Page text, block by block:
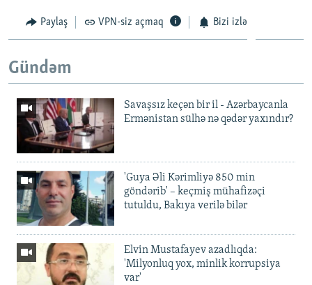
Paylaş VPN-siz açmaq Bizi izlə
Gündəm
Savaşsız keçən bir il - Azərbaycanla
Ermənistan sülhə nə qədər yaxındır?
'Guya Əli Kərimliyə 850 min
göndərib' – keçmiş mühafizəçi
tutuldu, Bakıya verilə bilər
Elvin Mustafayev azadlıqda:
'Milyonluq yox, minlik korrupsiya
var'